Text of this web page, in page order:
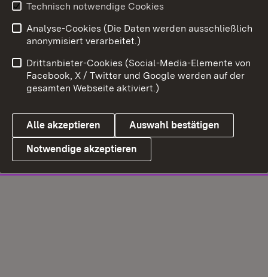
Technisch notwendige Cookies
Analyse-Cookies (Die Daten werden ausschließlich
anonymisiert verarbeitet.)
Drittanbieter-Cookies (Social-Media-Elemente von
Facebook, X / Twitter und Google werden auf der
gesamten Webseite aktiviert.)
Alle akzeptieren Auswahl bestätigen
Notwendige akzeptieren